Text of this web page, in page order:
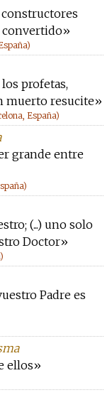
constructores
convertido»
los profetas,
muerto resucite»
España)
grande entre
(...) uno solo
Doctor»
Padre es
ellos»